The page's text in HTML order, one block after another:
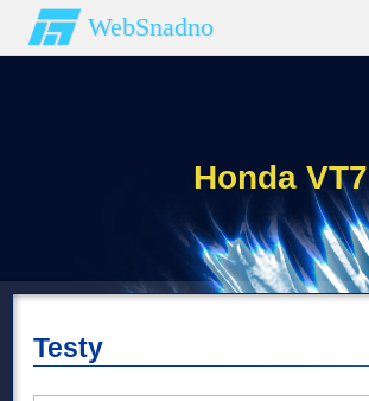
WebSnadno
Honda
Testy